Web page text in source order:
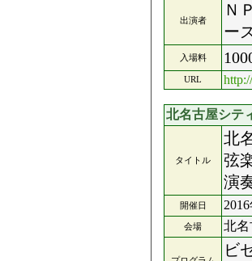
出演者
Ｎ
ー
入場料
URL
北名古屋シテ
タイトル
北
弦
演
開催日
会場 北
ビ